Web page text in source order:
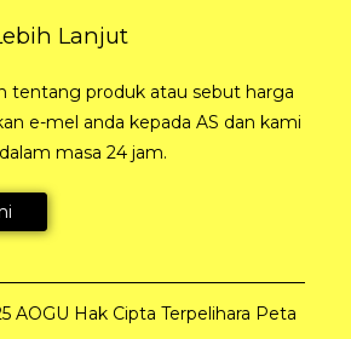
Lanjut
tentang produk atau sebut harga
e-mel anda kepada AS dan kami
masa 24 jam.
AOGU Hak Cipta Terpelihara Peta